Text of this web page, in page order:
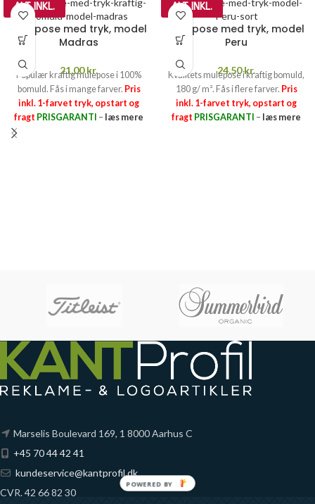
ALT INKL.
Mulepose med tryk, model
Madras
21,00kr.
Populær kraftig mulepose i 100%
bomuld. Fås i mange farver. Pris
inkl. 1-farvet tryk, opstart og
fragt PRISGARANTI – læs mere
ALT INKL.
Mulepose med tryk, model
Peru
24,50kr.
Kvalitets mulepose i kraftig bomuld,
180 g/ m². Fås i flere farver. Pris
inkl. 1-farvet tryk, opstart og
fragt PRISGARANTI – læs mere
Marselis Boulevard 169, 1 8000 Aarhus C
+45 70 44 42 41
kundeservice@kantprofil.dk
CVR. 42 66 82 30
POWERED